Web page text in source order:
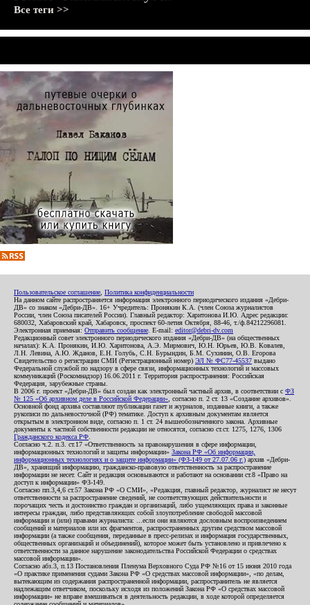
Все теги >>
Пользовательское соглашение Политика конфиденциальности
На данном сайте распространяется информация электронного периодического издания «Дебри-
ДВ» со знаком «Дебри-ДВ». 16+ Учредитель: Пронякин К.А. (член Союза журналистов
России, член Союза писателей России). Главный редактор: Харитонова И.Ю. Адрес редакции:
680032, Хабаровский край, Хабаровск, проспект 60-летия Октября, 88-46, т./ф.84212296081.
Электронная приемная: Отправить сообщение . E-mail: editor@debri-dv.com
Редакционный совет электронного периодического издания «Дебри-ДВ» (на общественных
началах): К.А. Пронякин, И.Ю. Харитонова, А.Э. Мирмович, Ю.Н. Юрьев, Ю.В. Ковалев,
Л.Н. Левина, А.Ю. Жданов, Е.Н. Голубь, С.Н. Бурындин, Б.М. Сухинин, О.В. Егорова
Свидетельство о регистрации СМИ (Регистрационный номер) ЭЛ № ФС77-45537 выдано
Федеральной службой по надзору в сфере связи, информационных технологий и массовых
коммуникаций (Роскомнадзор) 16.06.2011 г. Территория распространения: Российская
Федерация, зарубежные страны.
В 2006 г. проект «Дебри-ДВ» был создан как электронный частный архив, в соответствии с ФЗ
№ 125 «Об архивном деле в Российской Федерации» , согласно п. 2 ст. 13 «Создание архивов».
Основной фонд архива составляют публикации газет и журналов, изданные книги, а также
рукописи по дальневосточной (РФ) тематике. Доступ к архивным документам является
открытым в электронном виде, согласно п. 1 ст. 24 вышеобозначенного закона. Архивные
документы к частной собственности редакции не относятся, согласно ст.ст. 1275, 1276, 1306
Гражданского кодекса РФ
Согласно ч.2. п.3. ст.17 «Ответственность за правонарушения в сфере информации,
информационных технологий и защиты информации» Закона РФ «Об информации,
информационных технологиях и о защите информации» (ФЗ-149 от 27.07.06 г.) архив «Дебри-
ДВ», хранящий информацию, гражданско-правовую ответственность за распространение
информации не несет. Сайт и редакция основываются и работают на основании ст.8 «Право на
доступ к информации» ФЗ-149.
Согласно пп.3,4,6 ст.57 Закона РФ «О СМИ», «Редакция, главный редактор, журналист не несут
ответственности за распространение сведений, не соответствующих действительности и
порочащих честь и достоинство граждан и организаций, либо ущемляющих права и законные
интересы граждан, либо представляющих собой злоупотребление свободой массовой
информации и (или) правами журналиста: ...если они являются дословным воспроизведением
сообщений и материалов или их фрагментов, распространенных другим средством массовой
информации (а также сообщения, переданные в пресс-релизах и информация государственных,
общественных организаций и объединений), которое может быть установлено и привлечено к
ответственности за данное нарушение законодательства Российской Федерации о средствах
массовой информации».
Согласно абз.3, п.13 Постановления Пленума Верховного Суда РФ №16 от 15 июня 2010 года
«О практике применения судами Закона РФ «О средствах массовой информации», «по делам,
вытекающим из содержания распространенной информации, распространитель не является
надлежащим ответчиком, поскольку исходя из положений Закона РФ «О средствах массовой
информации» не вправе вмешиваться в деятельность редакции, в ходе которой определяется